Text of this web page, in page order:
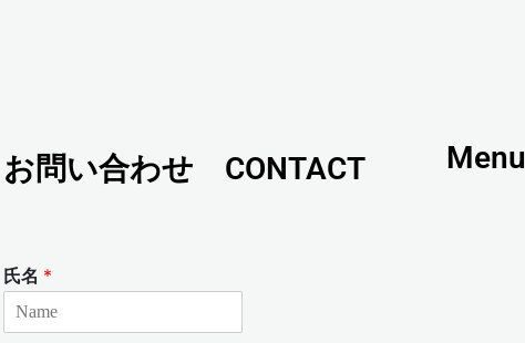
お問い合わせ CONTACT
氏名 *
Menu